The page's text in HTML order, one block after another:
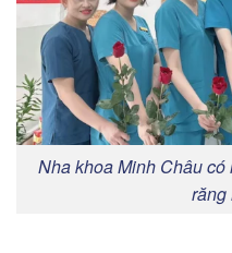
Nha khoa Minh Châu
răng